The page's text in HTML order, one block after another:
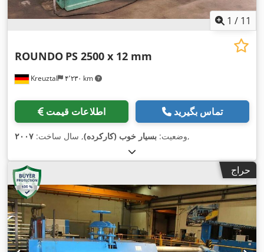
1 / 11
Kreuztal ۴٬۲۳۰ km
ROUNDO PS 2500 x 12 mm
اطلاعات قیمت تماس بگیرید
وضعیت: بسیار خوب (کارکرده), سال ساخت: ۲۰۰۷ ,
حراج